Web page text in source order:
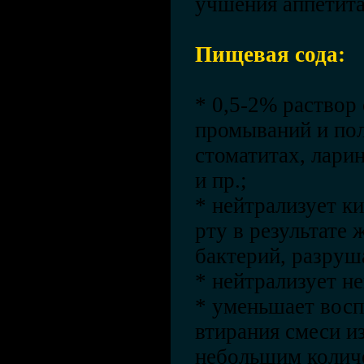
Пищевая сода:
* 0,5-2% раствор
промываний и
стоматитах,
и пр.;
* нейтрализует
рту в результате
бактерий,
* нейтрализует
* уменьшает
втирания смеси
небольшим